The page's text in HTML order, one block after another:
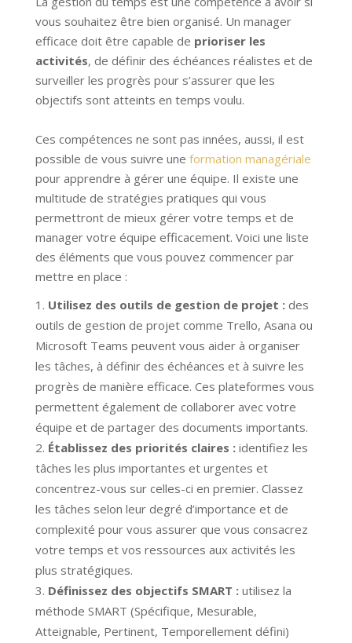
vous souhaitez être bien organisé. Un manager
efficace doit être capable de prioriser les
activités, de définir des échéances réalistes et de
surveiller les progrès pour s’assurer que les
objectifs sont atteints en temps voulu.
Ces compétences ne sont pas innées, aussi, il est
possible de vous suivre une formation managériale
pour apprendre à gérer une équipe. Il existe une
multitude de stratégies pratiques qui vous
permettront de mieux gérer votre temps et de
manager votre équipe efficacement. Voici une liste
des éléments que vous pouvez commencer par
mettre en place :
Utilisez des outils de gestion de projet :des
outils de gestion de projet comme Trello, Asana ou
Microsoft Teams peuvent vous aider à organiser
les tâches, à définir des échéances et à suivre les
progrès de manière efficace. Ces plateformes vous
permettent également de collaborer avec votre
équipe et de partager des documents importants.
Établissez des priorités claires :identifiez les
tâches les plus importantes et urgentes et
concentrez-vous sur celles-ci en premier. Classez
les tâches selon leur degré d’importance et de
complexité pour vous assurer que vous consacrez
votre temps et vos ressources aux activités les
plus stratégiques.
Définissez des objectifs SMART :utilisez la
méthode SMART (Spécifique, Mesurable,
Atteignable, Pertinent, Temporellement défini)